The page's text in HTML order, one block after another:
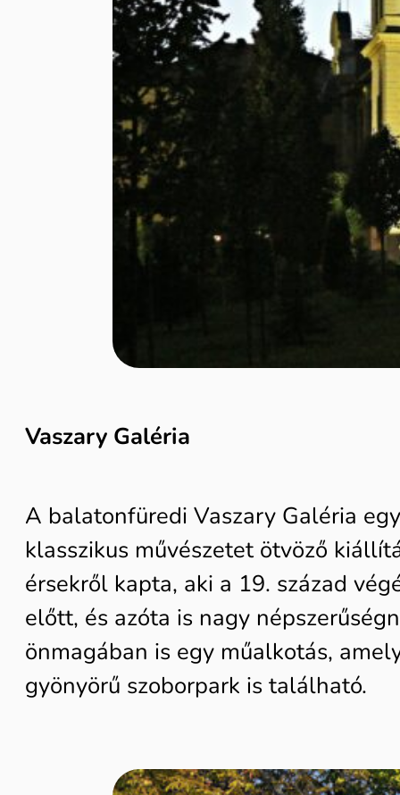
Vaszary Galéria
A balatonfüredi Vaszary Galéria
klasszikus művészetet ötvöző
érsekről kapta, aki a 19. század
előtt, és azóta is nagy
önmagában is egy műalkotás,
gyönyörű szoborpark is található.